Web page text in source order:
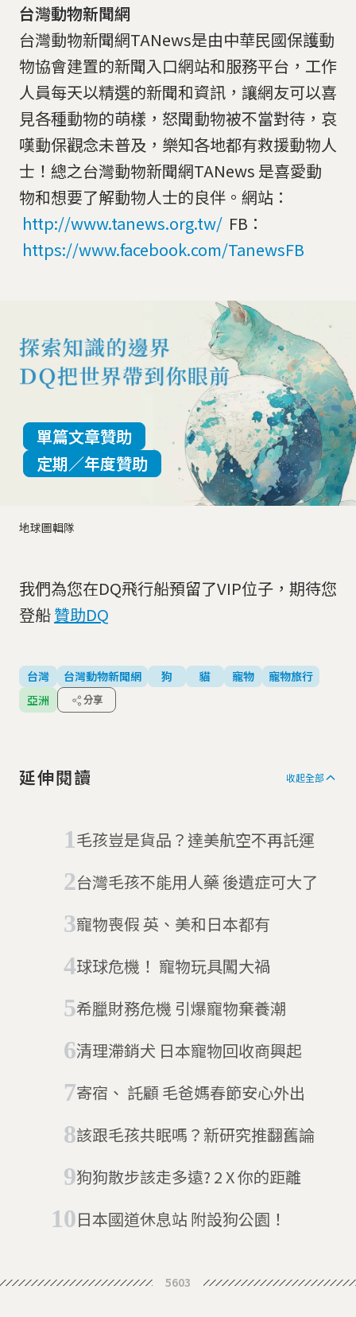
台灣動物新聞網
台灣動物新聞網TANews是由中華民國保護動
物協會建置的新聞入口網站和服務平台，工作
人員每天以精選的新聞和資訊，讓網友可以喜
見各種動物的萌樣，怒聞動物被不當對待，哀
嘆動保觀念未普及，樂知各地都有救援動物人
士！總之台灣動物新聞網TANews 是喜愛動
物和想要了解動物人士的良伴。網站：
http://www.tanews.org.tw/ FB：
https://www.facebook.com/TanewsFB
地球圖輯隊
單篇文章贊助
定期／年度贊助
我們為您在DQ飛行船預留了VIP位子，期待您
登船贊助DQ
台灣 台灣動物新聞網 狗 貓 寵物
寵物旅行
亞洲
分享
延伸閱讀 收起全部
毛孩豈是貨品？達美航空不再託運
台灣毛孩不能用人藥 後遺症可大了
寵物喪假 英、美和日本都有
球球危機！ 寵物玩具闖大禍
希臘財務危機 引爆寵物棄養潮
清理滯銷犬 日本寵物回收商興起
寄宿、 託顧 毛爸媽春節安心外出
該跟毛孩共眠嗎？新研究推翻舊論
狗狗散步該走多遠? 2 X 你的距離
日本國道休息站 附設狗公園！
5603